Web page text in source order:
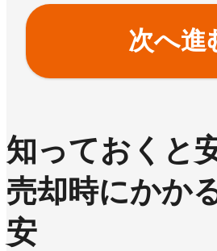
次へ進
知っておくと
売却時にかか
安